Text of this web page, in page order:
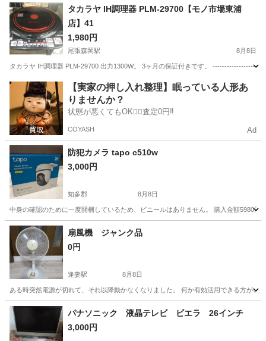
愛知 安城市 安城駅 その他
タカラヤ IH調理器 PLM-29700【モノ市場東浦
店】41
1,980円
尾張森岡駅 8月8日
タカラヤ IH調理器 PLM-29700 出力1300W。 3ヶ月の保証付きです。
愛知 知多郡 尾張森岡駅 キッチン家電 ドミー
【実家の押し入れ整理】眠っている人形あ
りませんか？
状態が悪くてもOK🙆‍♀️査定0円‼️
COYASH Ad
防犯カメラ tapo c510w
3,000円
知多郡 8月8日
中身の確認のために一度開梱しているため、ビニールはありません。 購入金額5980
愛知 知多郡 その他
扇風機 ジャンク品
0円
逢妻駅 8月8日
ある時突然電源が切れて、それ以降動かなくなりました。 何か有効活用できる方がい
愛知 刈谷市 逢妻駅 季節、空調家電
パナソニック 液晶テレビ ビエラ 26インチ
3,000円